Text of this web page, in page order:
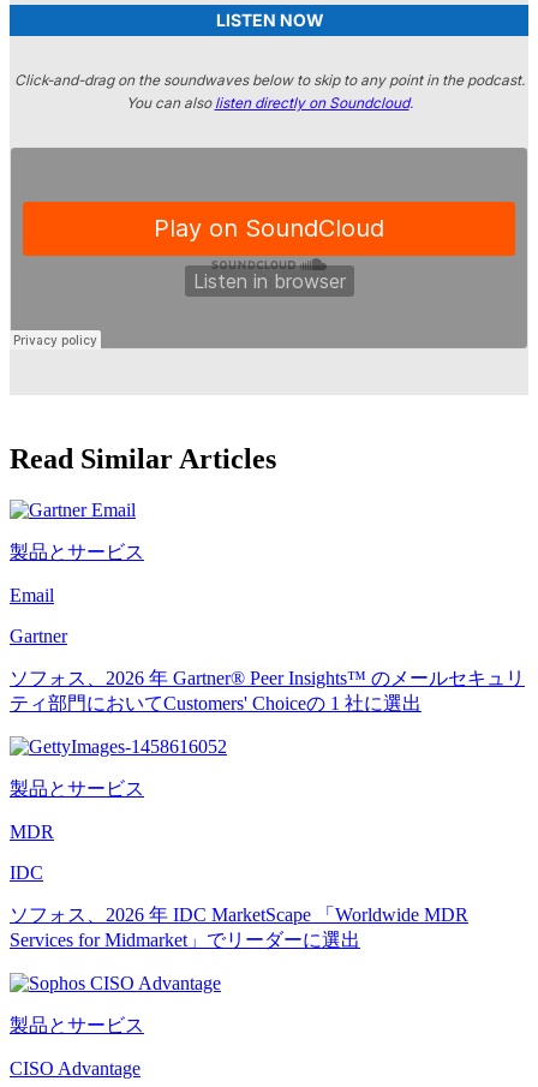
LISTEN NOW
Click-and-drag on the soundwaves below to skip to any point in the podcast.
You can also listen directly on Soundcloud.
Read Similar Articles
製品とサービス
Email
Gartner
ソフォス、2026 年 Gartner® Peer Insights™ のメールセキュリ
ティ部門においてCustomers' Choiceの 1 社に選出
製品とサービス
MDR
IDC
ソフォス、2026 年 IDC MarketScape 「Worldwide MDR
Services for Midmarket」でリーダーに選出
製品とサービス
CISO Advantage